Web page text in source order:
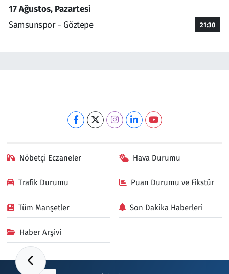
17 Ağustos, Pazartesi
Samsunspor - Göztepe
21:30
Nöbetçi Eczaneler Hava Durumu
Trafik Durumu Puan Durumu ve Fikstür
Tüm Manşetler Son Dakika Haberleri
Haber Arşivi